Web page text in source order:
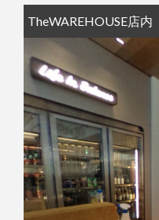
TheWAREHOUSE店内